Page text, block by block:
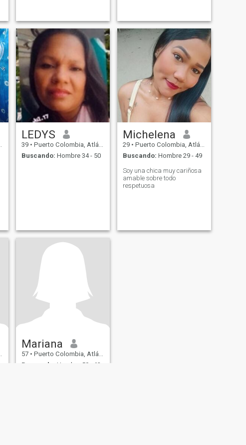
LEDYS
39 • Puerto Colombia, Atlántico, Colombia
Buscando: Hombre 34 - 50
Michelena
29 • Puerto Colombia, Atlántico, Colombia
Buscando: Hombre 29 - 49
Soy una chica muy cariñosa
amable sobre todo
respetuosa
Mariana
57 • Puerto Colombia, Atlántico, Colombia
Buscando:
Hombre 50 - 62